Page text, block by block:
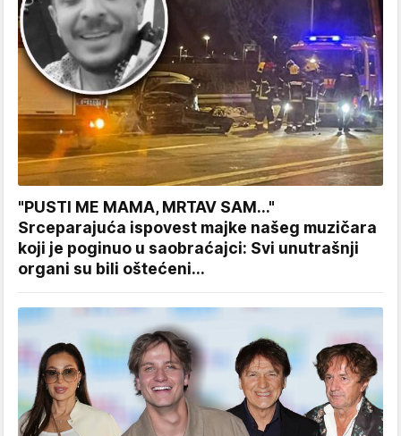
"PUSTI ME MAMA, MRTAV SAM..."
Srceparajuća ispovest majke našeg muzičara
koji je poginuo u saobraćajci: Svi unutrašnji
organi su bili oštećeni...